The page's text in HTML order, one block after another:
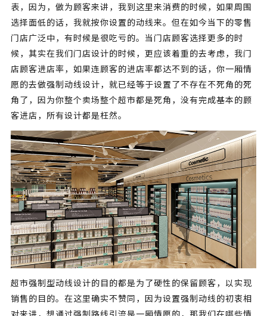
表，因为，做为顾客来讲，我到这里来消费的时候，如果周围
选择面低的话，我就按你设置的动线来。但在如今当下的零售
门店广泛中，有时候是很吃亏的。当门店顾客选择更多的时
候，其实在我们门店设计的时候，更应该着重的去考虑，我门
店顾客进店率，如果连顾客的进店率都达不到的话，你一厢情
愿的去做强制动线设计，就已经等于设置了不存在不死角的死
角了，因为你整个卖场整个超市都是死角，没有完成基本的顾
客进店，所有设计都是枉然。
超市强制型动线设计的目的都是为了硬性的保留顾客，以实现
销售的目的。在这里确实不赞同，因为设置强制动线的初衷相